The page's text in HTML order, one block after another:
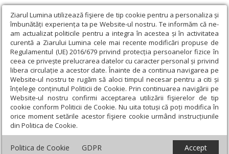
Ziarul Lumina utilizează fişiere de tip cookie pentru a personaliza și
îmbunătăți experiența ta pe Website-ul nostru. Te informăm că ne-
am actualizat politicile pentru a integra în acestea și în activitatea
curentă a Ziarului Lumina cele mai recente modificări propuse de
Regulamentul (UE) 2016/679 privind protecția persoanelor fizice în
ceea ce privește prelucrarea datelor cu caracter personal și privind
libera circulație a acestor date. Înainte de a continua navigarea pe
Website-ul nostru te rugăm să aloci timpul necesar pentru a citi și
înțelege conținutul Politicii de Cookie. Prin continuarea navigării pe
Website-ul nostru confirmi acceptarea utilizării fişierelor de tip
cookie conform Politicii de Cookie. Nu uita totuși că poți modifica în
orice moment setările acestor fişiere cookie urmând instrucțiunile
din Politica de Cookie.
Politica de Cookie GDPR Accept
Ziarul Lumina › Actualitate religioasă › Știri › Hramul Mănăstirii
Săpânța Noul Peri din Maramureş
Hramul Mănăstirii Săpânța Noul Peri din
Maramureş